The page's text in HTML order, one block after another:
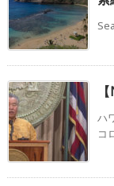
ハ
コ